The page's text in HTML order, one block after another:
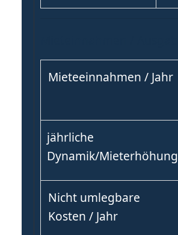
Mieteeinnahmen / Jahr
jährliche
Dynamik/Mieterhöhung
Nicht umlegbare
Kosten / Jahr